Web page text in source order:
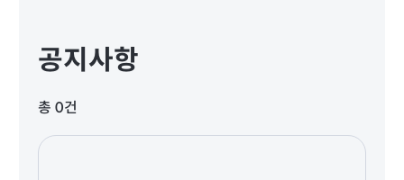
공지사항
총 0건